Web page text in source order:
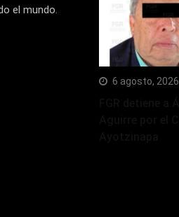
el mundo.
6 agosto, 2026